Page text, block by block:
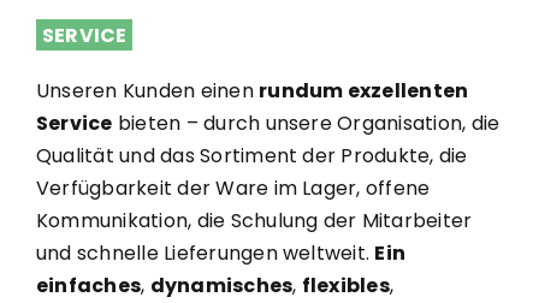
SERVICE
Unseren Kunden einen rundum exzellenten
Service bieten – durch unsere Organisation, die
Qualität und das Sortiment der Produkte, die
Verfügbarkeit der Ware im Lager, offene
Kommunikation, die Schulung der Mitarbeiter
und schnelle Lieferungen weltweit. Ein
einfaches, dynamisches, flexibles,